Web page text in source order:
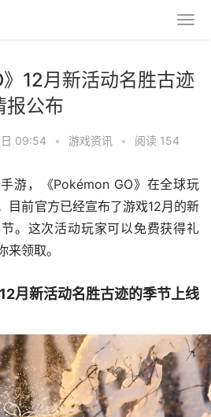
》12月新活动名胜古迹
报公布
日 09:54 • 游戏资讯 • 阅读 154
游，《Pokémon GO》在全球玩
目前官方已经宣布了游戏12月的新
。这次活动玩家可以免费获得礼
领取。
月新活动名胜古迹的季节上线